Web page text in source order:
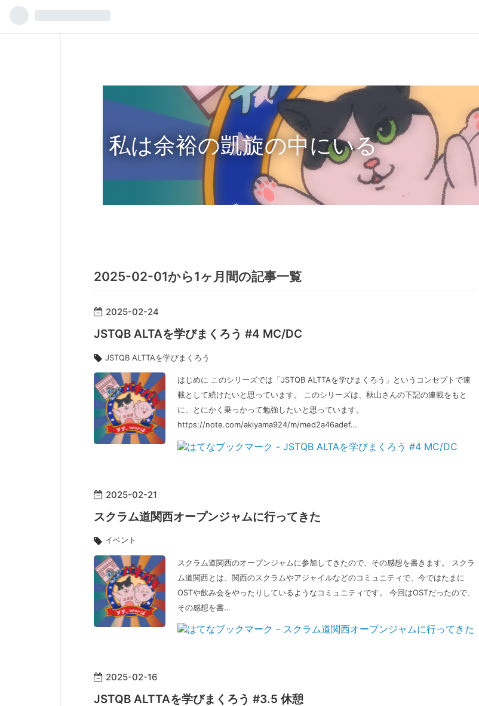
私は余裕の凱旋の中にいる
2025-02-01から1ヶ月間の記事一覧
2025-02-24
JSTQB ALTAを学びまくろう #4 MC/DC
JSTQB ALTTAを学びまくろう
はじめに このシリーズでは「JSTQB ALTTAを学びまくろう」というコンセプトで連
載として続けたいと思っています。 このシリーズは、秋山さんの下記の連載をもと
に、とにかく乗っかって勉強したいと思っています。
https://note.com/akiyama924/m/med2a46adef…
2025-02-21
スクラム道関西オープンジャムに行ってきた
イベント
スクラム道関西のオープンジャムに参加してきたので、その感想を書きます。 スクラ
ム道関西とは、関西のスクラムやアジャイルなどのコミュニティで、今ではたまに
OSTや飲み会をやったりしているようなコミュニティです。 今回はOSTだったので、
その感想を書…
2025-02-16
JSTQB ALTTAを学びまくろう #3.5 休憩